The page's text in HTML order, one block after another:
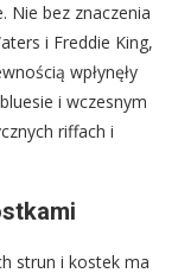
Nie bez znaczenia
i Freddie King,
wpłynęły
i wczesnym
riffach i
strun i kostek ma